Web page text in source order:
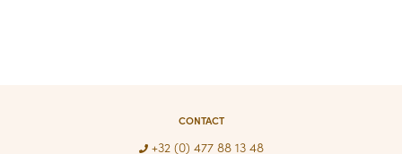
CONTACT
+32 (0) 477 88 13 48